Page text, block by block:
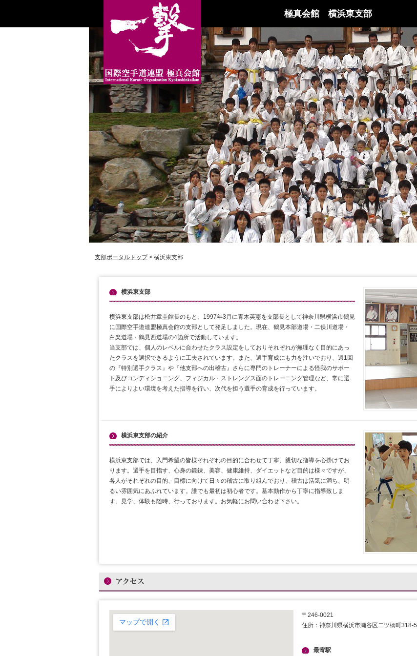
極真会館 横浜東支部
支部ポータルトップ> 横浜東支部
横浜東支部
横浜東支部は松井章圭館長のもと、1997年3月に青木英憲を支部長として神奈川県横浜市鶴見
に国際空手道連盟極真会館の支部として発足しました。現在、鶴見本部道場・二俣川道場・
白楽道場・鶴見西道場の4箇所で活動しています。
当支部では、個人のレベルに合わせたクラス設定をしておりそれぞれが無理なく目的にあっ
たクラスを選択できるように工夫されています。また、選手育成にも力を注いでおり、週1回
の『特別選手クラス』や『他支部への出稽古』さらに専門のトレーナーによる怪我のサポー
ト及びコンディショニング、フィジカル・ストレングス面のトレーニング管理など、常に選
手によりよい環境を考えた指導を行い、次代を担う選手の育成を行っています。
横浜東支部の紹介
横浜東支部では、入門希望の皆様それぞれの目的に合わせて丁寧、親切な指導を心掛けてお
ります。選手を目指す、心身の鍛錬、美容、健康維持、ダイエットなど目的は様々ですが、
各人がそれぞれの目的、目標に向けて日々の稽古に取り組んでおり、稽古は活気に満ち、明
るい雰囲気にあふれています。誰でも最初は初心者です。基本動作から丁寧に指導致しま
す。見学、体験も随時、行っております。お気軽にお問い合わせ下さい。
〒246-0021
住所：神奈川県横浜市瀬谷区二ツ橋町318-5
最寄駅